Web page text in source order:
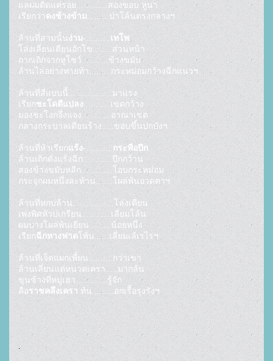
แลผมติดแค่รอย.............สองขอบ หูนา
เรียกว่าดงช้างข้าม.........ป่าโล้นตรงกลางฯ
ล้านที่สามนั้นง่าม-.......... เทโพ
โล่งเลี่ยนเตียนอักโข........ส่วนหน้า
ถากเถิกจากหูโชว์...........ข้างขมับ
ล้านไล่อย่างทายท้า.........กระหม่อมกว้างฉีกแนวฯ
ล้านที่สี่แบบนี้..................มาแรง
เรียกชะโดตีแปลง...........เขตกว้าง
มองชะโงกจึ่งแจง............อาณาเขต
กลางกระบาลเตียนร้าง.....ขอบขึ้นปกบังฯ
ล้านที่ห้าเรียก แร้ง-...........กระพือปีก
ล้านเถิกดั่งแร้งฉีก............ปีกกว้าน
สองข้างขมับหลีก.............โอบกระหม่อม
กระจุกผมหนึ่งสะท้าน.......โผล่พ้นอวดตาฯ
ล้านที่หกบ่ล้าน.................โล่งเตียน
เพ่งพิศหัวบ่เกรียน............เลี่ยมโล้น
ผมบางโผล่พ้นเยียน.........น้อยหนึ่ง
เรียกฉีกหางฟาด โพ้น......เลี่ยมเล้เรไรฯ
ล้านที่เจ็ดแผกเพี้ยน..........กว่าเขา
ล้านเลี่ยนแต่หนวดเครา.....มากล้น
ขุนช้างที่หมู่เฮา.............รู้จัก
คือราชคลึงเครา
.